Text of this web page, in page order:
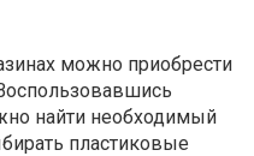
можно приобрести
найти необходимый
пластиковые